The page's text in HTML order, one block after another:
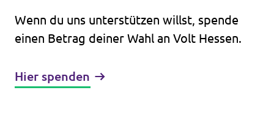
Wenn du uns unterstützen willst, spende
einen Betrag deiner Wahl an Volt Hessen.
Hier spenden